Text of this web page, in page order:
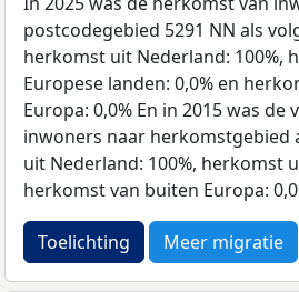
postcodegebied 5291 NN als
herkomst uit Nederland: 100%,
Europese landen: 0,0% en
Europa: 0,0% En in 2015 was de
inwoners naar herkomstgebied
uit Nederland: 100%, herkomst
herkomst van buiten Europa:
Toelichting Meer migratie